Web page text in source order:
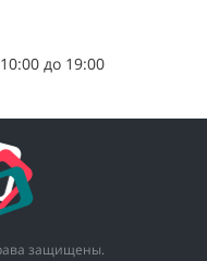
до 19:00
защищены.